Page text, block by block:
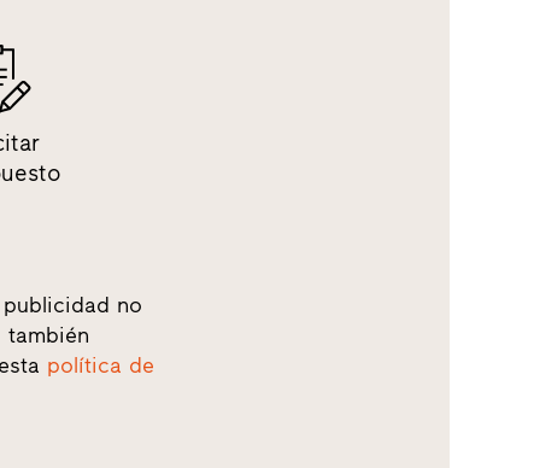
no
política de